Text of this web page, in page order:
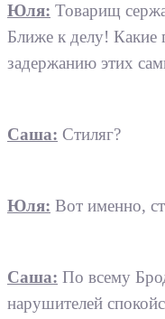
Юля: Товарищ
Ближе к делу! Какие
задержанию этих
Саша: Стиляг?
Юля: Вот именно,
Саша: По всему
нарушителей